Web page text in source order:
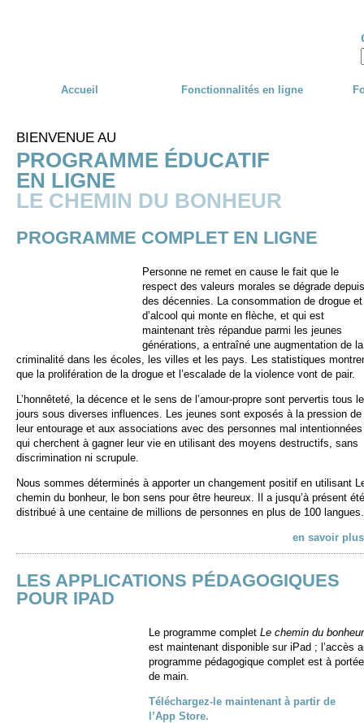
Accueil Fonctionnalités en ligne
BIENVENUE AU
PROGRAMME ÉDUCATIF
EN LIGNE
LE CHEMIN DU BONHEUR
PROGRAMME COMPLET EN LIGNE
Personne ne remet en cause le fait que le
respect des valeurs morales se dégrade depuis
des décennies. La consommation de drogue et
d’alcool qui monte en flèche, et qui est
maintenant très répandue parmi les jeunes
générations, a entraîné une augmentation de la
criminalité dans les écoles, les villes et les pays. Les statistiques
que la prolifération de la drogue et l’escalade de la violence vont de pair.
L’honnêteté, la décence et le sens de l’amour-propre sont pervertis tous
jours sous diverses influences. Les jeunes sont exposés à la pression de
leur entourage et aux associations avec des personnes mal intentionnées
qui cherchent à gagner leur vie en utilisant des moyens destructifs, sans
discrimination ni scrupule.
Nous sommes déterminés à apporter un changement positif en utilisant
chemin du bonheur, le bon sens pour être heureux. Il a jusqu’à présent été
distribué à une centaine de millions de personnes en plus de 100 langues.
en savoir
LES APPLICATIONS PÉDAGOGIQUES
POUR IPAD
Le programme complet Le chemin du bonheur
est maintenant disponible sur iPad ; l’accès
programme pédagogique complet est à portée
de main.
Téléchargez-le maintenant à partir de
l’App Store.